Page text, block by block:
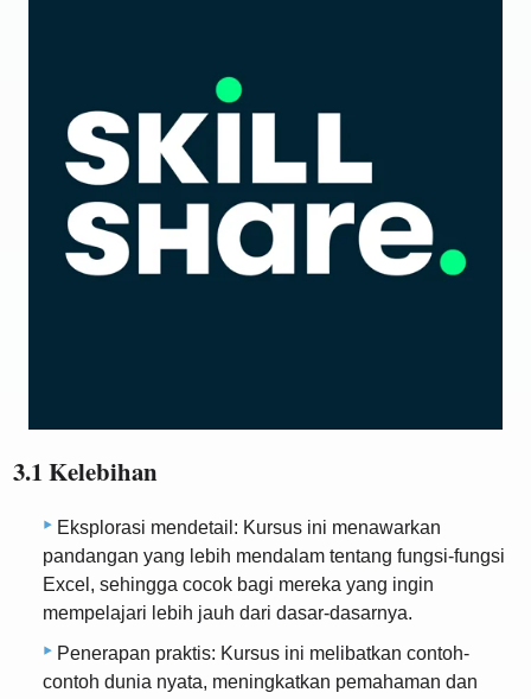
3.1 Kelebihan
Eksplorasi mendetail: Kursus ini menawarkan
pandangan yang lebih mendalam tentang fungsi-fungsi
Excel, sehingga cocok bagi mereka yang ingin
mempelajari lebih jauh dari dasar-dasarnya.
Penerapan praktis: Kursus ini melibatkan contoh-
contoh dunia nyata, meningkatkan pemahaman dan